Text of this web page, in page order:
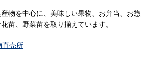
物を中心に、美味しい果物、お弁当、お惣
苗、野菜苗を取り揃えています。
直売所